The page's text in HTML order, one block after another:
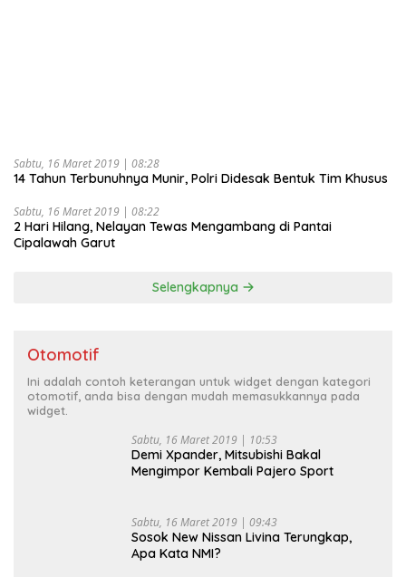
Sabtu, 16 Maret 2019 | 08:28
14 Tahun Terbunuhnya Munir, Polri Didesak Bentuk Tim Khusus
Sabtu, 16 Maret 2019 | 08:22
2 Hari Hilang, Nelayan Tewas Mengambang di Pantai
Cipalawah Garut
Selengkapnya
Otomotif
Ini adalah contoh keterangan untuk widget dengan kategori
otomotif, anda bisa dengan mudah memasukkannya pada
widget.
Sabtu, 16 Maret 2019 | 10:53
Demi Xpander, Mitsubishi Bakal
Mengimpor Kembali Pajero Sport
Sabtu, 16 Maret 2019 | 09:43
Sosok New Nissan Livina Terungkap,
Apa Kata NMI?